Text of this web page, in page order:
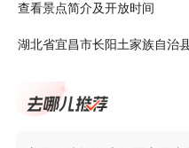
查看景点简介及开放时间
湖北省宜昌市长阳土家族自治